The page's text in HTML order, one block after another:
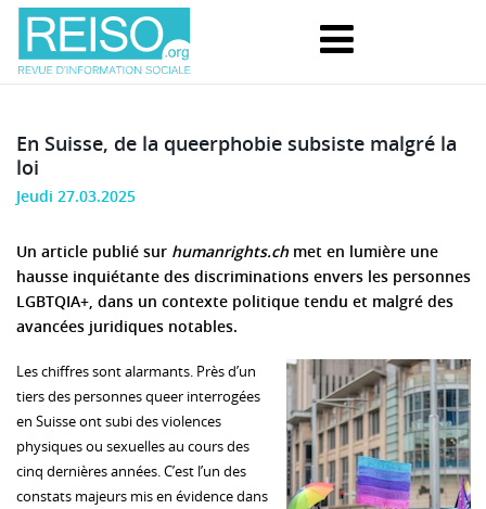
En Suisse, de la queerphobie subsiste malgré la
loi
Jeudi 27.03.2025
Un article publié sur humanrights.ch met en lumière une
hausse inquiétante des discriminations envers les personnes
LGBTQIA+, dans un contexte politique tendu et malgré des
avancées juridiques notables.
Les chiffres sont alarmants. Près d’un
tiers des personnes queer interrogées
en Suisse ont subi des violences
physiques ou sexuelles au cours des
cinq dernières années. C’est l’un des
constats majeurs mis en évidence dans